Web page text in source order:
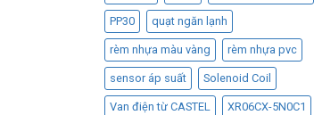
PP30 quạt ngăn lạnh
rèm nhựa màu vàng rèm nhựa pvc
sensor áp suất Solenoid Coil
Van điện từ CASTEL XR06CX-5N0C1